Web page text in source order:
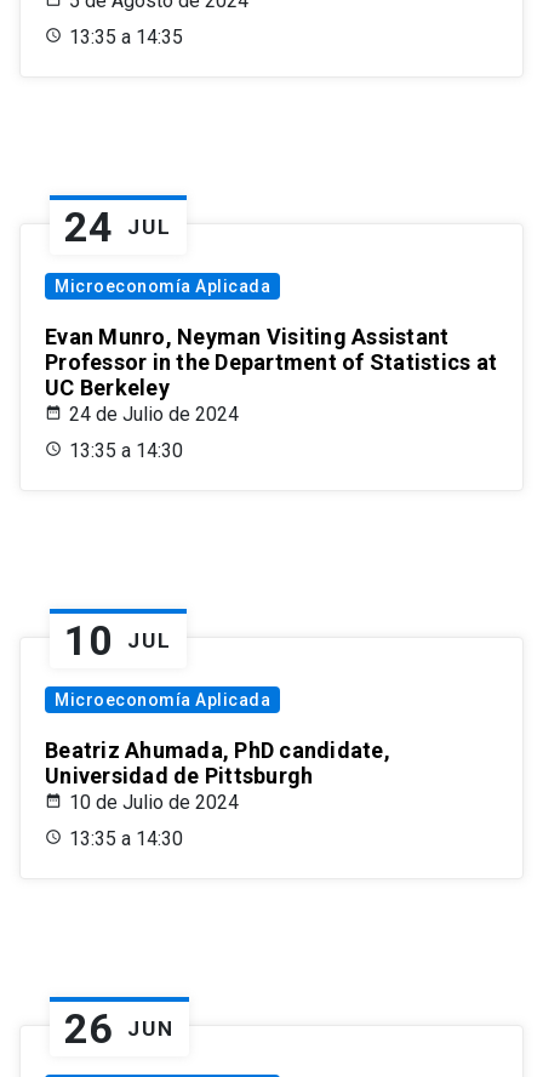
13:35 a 14:35
24 JUL
Microeconomía Aplicada
Evan Munro, Neyman Visiting Assistant
Professor in the Department of Statistics at
UC Berkeley
24 de Julio de 2024
13:35 a 14:30
10 JUL
Microeconomía Aplicada
Beatriz Ahumada, PhD candidate,
Universidad de Pittsburgh
10 de Julio de 2024
13:35 a 14:30
26 JUN